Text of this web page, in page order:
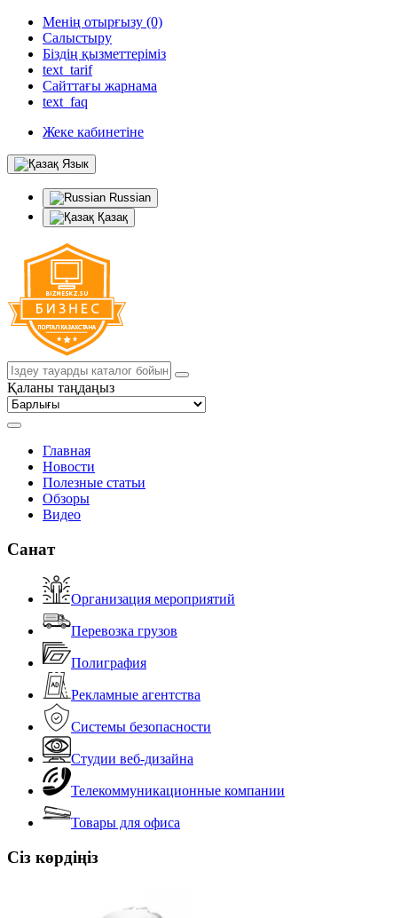
Менің отырғызу (0)
Салыстыру
Біздің қызметтеріміз
text_tarif
Сайттағы жарнама
text_faq
Жеке кабинетіне
Язык
Russian
Қазақ
Қаланы таңдаңыз
Главная
Новости
Полезные статьи
Обзоры
Видео
Санат
Организация мероприятий
Перевозка грузов
Полиграфия
Рекламные агентства
Системы безопасности
Студии веб-дизайна
Телекоммуникационные компании
Товары для офиса
Сіз көрдіңіз